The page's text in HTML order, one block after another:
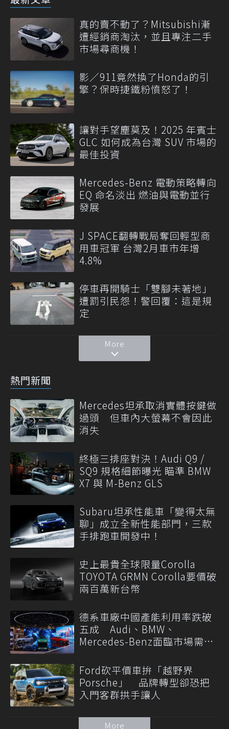
真的賣不動了？Mitsubishi漸
遭經銷商淘汰，並且專注二手
市場尋商機！
影／911竟然換了Honda的引
擎？保時捷鐵粉憤怒了！
讓對手望塵莫及！2025 年賓士
GLC 如何成為台灣 SUV 市場的
最佳投資
Mercedes-Benz 電動策略轉向
EQ 命名淡出 燃油與電動並行
發展
J SPACE翻轉戰局奪回輕型商
用車冠軍 台灣2月車市年增
4.8%
停車再開騎士「雙腳未著地」
遭罰引民怨！警回覆：這是規
定
More
熱門新聞
Mercedes坦承取消實體按鍵做
過頭 但車內大螢幕不會因此
消失
終極三排座對決！Audi Q9 /
SQ9 規格細節曝光 瞄準 BMW
X7 與 M-Benz GLS
Subaru坦承性能車「變得太無
聊」成立全新性能部門，三款
手排跑車開發中！
史上最貴全球限量Corolla
TOYOTA GRMN Corolla要價破
兩百萬新台幣
德系車廠中國產能利用率跌破
五成 Audi、BMW、
Mercedes-Benz面臨市場需求
Ford砍平價車拚「越野界
Porsche」 品牌轉型卻恐把
入門客群拱手讓人
More